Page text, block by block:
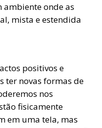
onde as
mista e estendida
positivos e
ter novas formas de
nos
fisicamente
em uma tela, mas